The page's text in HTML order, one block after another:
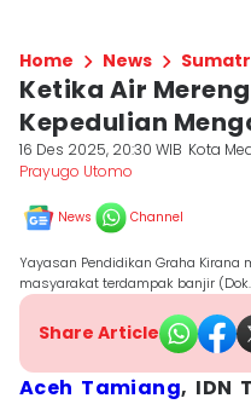
Home News
Ketika Air
Kepedulian
16 Des 2025, 20:30 WIB Kota
Prayugo Utomo
News Channel
Yayasan Pendidikan Graha
masyarakat terdampak banjir
Share Article
Aceh Tamiang, IDN